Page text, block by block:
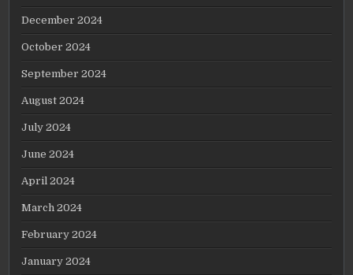
December 2024
October 2024
September 2024
August 2024
July 2024
June 2024
April 2024
March 2024
February 2024
January 2024